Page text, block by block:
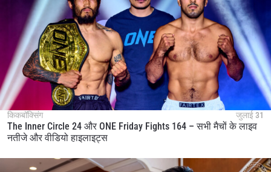
किकबॉक्सिंग जुलाई 31
The Inner Circle 24 और ONE Friday Fights 164 – सभी मैचों के लाइव
नतीजे और वीडियो हाइलाइट्स